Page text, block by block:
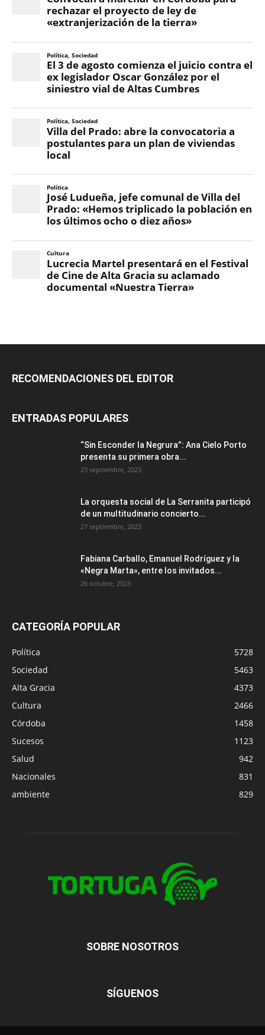
RECOMENDACIONES DEL EDITOR
ENTRADAS POPULARES
“Sin Esconder la Negrura”: Ana Cielo Porto
presenta su primera obra...
23 septiembre, 2023
La orquesta social de La Serranita participó
de un multitudinario concierto...
27 septiembre, 2023
Fabiana Carballo, Emanuel Rodríguez y la
«Negra Marta», entre los invitados...
26 octubre, 2023
CATEGORÍA POPULAR
Política
5728
Sociedad
5463
Alta Gracia
4373
Cultura
2466
Córdoba
1458
Sucesos
1123
Salud
942
Nacionales
831
ambiente
829
SOBRE NOSOTROS
SÍGUENOS